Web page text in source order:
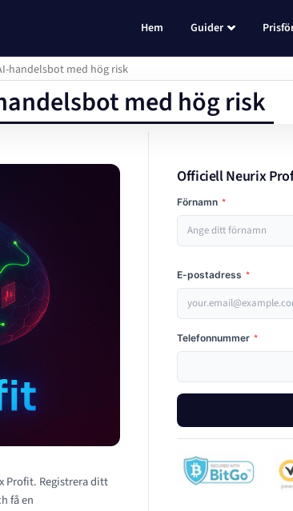
Hem Guider
handelsbot med hög risk
med hög risk
Profit. Registrera ditt
få en
Officiell Neurix
Förnamn *
E-postadress *
Telefonnummer *